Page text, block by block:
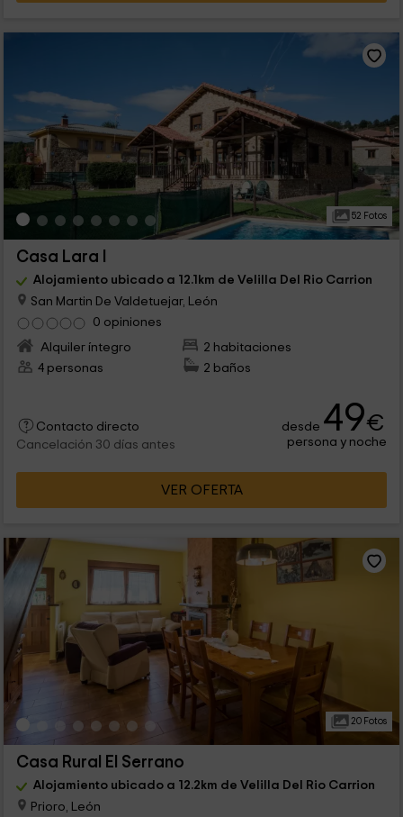
52 Fotos
Casa Lara I
Alojamiento ubicado a 12.1km de Velilla Del Rio Carrion
San Martin De Valdetuejar, León
0 opiniones
Alquiler íntegro
2 habitaciones
4 personas
2 baños
Contacto directo
Cancelación 30 días antes
desde 49€
persona y noche
VER OFERTA
20 Fotos
Casa Rural El Serrano
Alojamiento ubicado a 12.2km de Velilla Del Rio Carrion
Prioro, León